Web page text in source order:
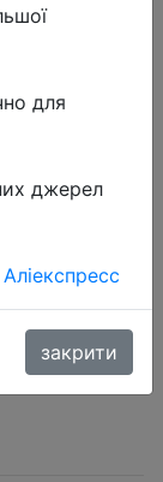
для
джерел
закрити